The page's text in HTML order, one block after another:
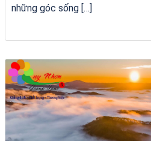
những góc sống […]
Khách sạn Alicia Phú Yên